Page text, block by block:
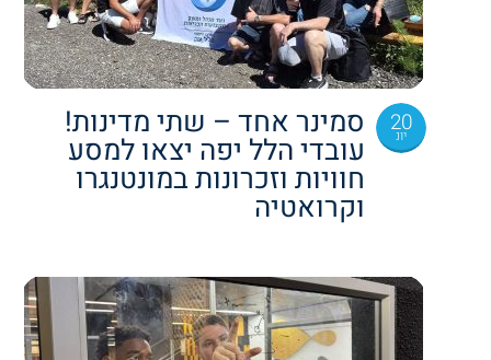
20
יונ סמינר אחד – שתי מדינות!
עובדי הלל יפה יצאו למסע
חוויות וזכרונות במונטנגרו
וקרואטיה